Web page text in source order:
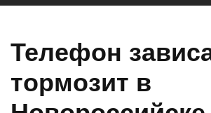
Телефон
тормозит в